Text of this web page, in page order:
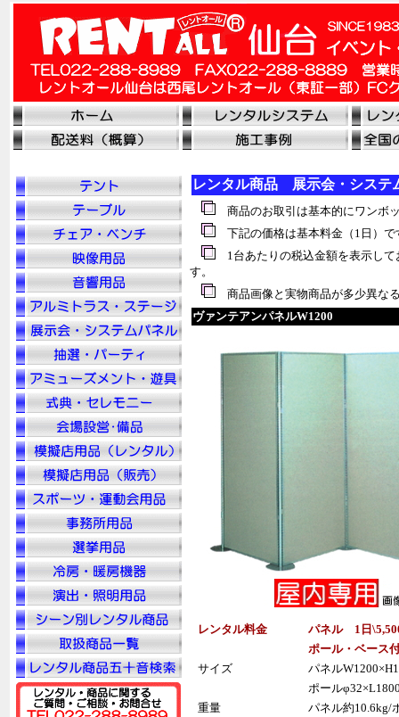
レンタル商品 展示会・システ
商品のお取引は基本的にワンボ
下記の価格は基本料金（1日）で
1台あたりの税込金額を表示して
す。
商品画像と実物商品が多少異な
ヴァンテアンパネルW1200
レンタル料金
パネル 1日
ポール・ベース
サイズ
パネル
ポール
重量
パネル約10.6kg/